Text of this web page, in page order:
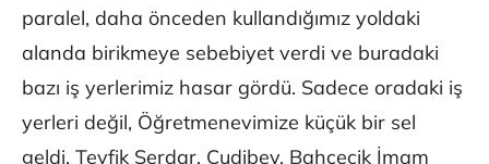
paralel, daha önceden kullandığımız yoldaki
alanda birikmeye sebebiyet verdi ve buradaki
bazı iş yerlerimiz hasar gördü. Sadece oradaki iş
yerleri değil, Öğretmenevimize küçük bir sel
geldi, Tevfik Serdar, Cudibey, Bahçecik İmam